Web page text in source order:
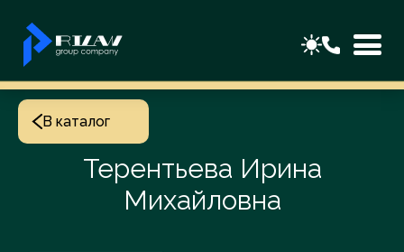
В каталог
Терентьева Ирина
Михайловна